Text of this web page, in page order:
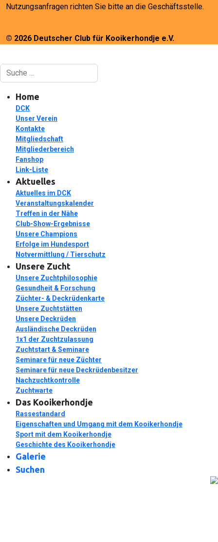
Nutzungsanfragen richten Sie bitte an die Geschäftsstelle.
© 2026 Deutscher Club für Kooikerhondje e.V.
Suchen
Home
DCK
Unser Verein
Kontakte
Mitgliedschaft
Mitgliederbereich
Fanshop
Link-Liste
Aktuelles
Aktuelles im DCK
Veranstaltungskalender
Treffen in der Nähe
Club-Show-Ergebnisse
Unsere Champions
Erfolge im Hundesport
Notvermittlung / Tierschutz
Unsere Zucht
Unsere Zuchtphilosophie
Gesundheit & Forschung
Züchter- & Deckrüdenkarte
Unsere Zuchtstätten
Unsere Deckrüden
Ausländische Deckrüden
1x1 der Zuchtzulassung
Zuchtstart & Seminare
Seminare für neue Züchter
Seminare für neue Deckrüdenbesitzer
Nachzuchtkontrolle
Zuchtwarte
Das Kooikerhondje
Rassestandard
Eigenschaften und Umgang mit dem Kooikerhondje
Sport mit dem Kooikerhondje
Geschichte des Kooikerhondje
Galerie
Suchen